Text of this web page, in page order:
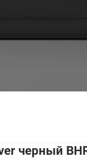
черный